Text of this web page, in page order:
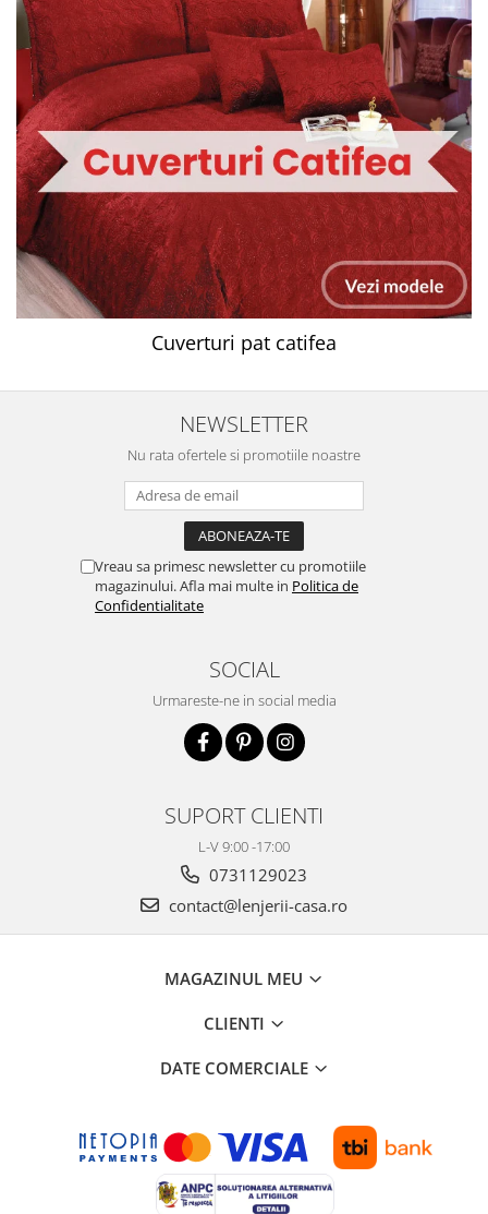
Cuverturi pat catifea
NEWSLETTER
Nu rata ofertele si promotiile noastre
Vreau sa primesc newsletter cu promotiile
magazinului. Afla mai multe in Politica de
Confidentialitate
SOCIAL
Urmareste-ne in social media
SUPORT CLIENTI
L-V 9:00 -17:00
0731129023
contact@lenjerii-casa.ro
MAGAZINUL MEU
CLIENTI
DATE COMERCIALE